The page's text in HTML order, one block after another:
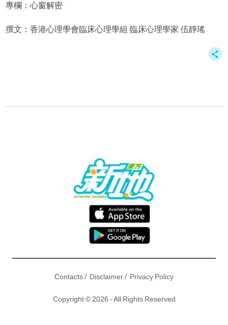
專欄：心窗解密
撰文：香港心理學會臨床心理學組 臨床心理學家 伍靜瑤
Contacts/ Disclaimer/ Privacy Policy
Copyright © 2026 - All Rights Reserved